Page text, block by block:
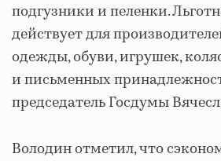
подгузники и пеленки.
действует для
одежды, обуви, игрушек,
и письменных
председатель Госдумы
Володин отметил, что